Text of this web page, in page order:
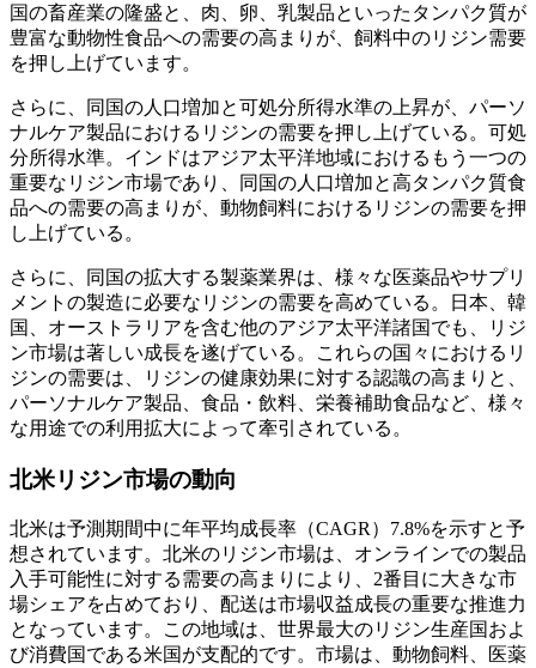
国の畜産業の隆盛と、肉、卵、乳製品といったタンパク質が
豊富な動物性食品への需要の高まりが、飼料中のリジン需要
を押し上げています。
さらに、同国の人口増加と可処分所得水準の上昇が、パーソ
ナルケア製品におけるリジンの需要を押し上げている。可処
分所得水準。インドはアジア太平洋地域におけるもう一つの
重要なリジン市場であり、同国の人口増加と高タンパク質食
品への需要の高まりが、動物飼料におけるリジンの需要を押
し上げている。
さらに、同国の拡大する製薬業界は、様々な医薬品やサプリ
メントの製造に必要なリジンの需要を高めている。日本、韓
国、オーストラリアを含む他のアジア太平洋諸国でも、リジ
ン市場は著しい成長を遂げている。これらの国々におけるリ
ジンの需要は、リジンの健康効果に対する認識の高まりと、
パーソナルケア製品、食品・飲料、栄養補助食品など、様々
な用途での利用拡大によって牽引されている。
北米リジン市場の動向
北米は予測期間中に年平均成長率（CAGR）7.8%を示すと予
想されています。北米のリジン市場は、オンラインでの製品
入手可能性に対する需要の高まりにより、2番目に大きな市
場シェアを占めており、配送は市場収益成長の重要な推進力
となっています。この地域は、世界最大のリジン生産国およ
び消費国である米国が支配的です。市場は、動物飼料、医薬